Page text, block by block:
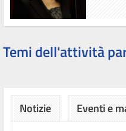
Temi dell'attività
Notizie Eventi e